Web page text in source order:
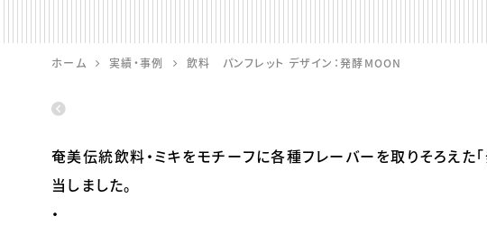
ホーム 実績・事例 飲料 パンフレット デザイン：発酵MOON
奄美伝統飲料・ミキをモチーフに各種フレーバーを取りそろえた
当しました。
・